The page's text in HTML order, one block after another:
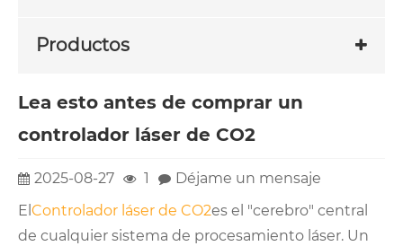
Productos
Lea esto antes de comprar un
controlador láser de CO2
2025-08-27 1
Déjame un mensaje
El Controlador láser de CO2es el "cerebro" central
de cualquier sistema de procesamiento láser. Un